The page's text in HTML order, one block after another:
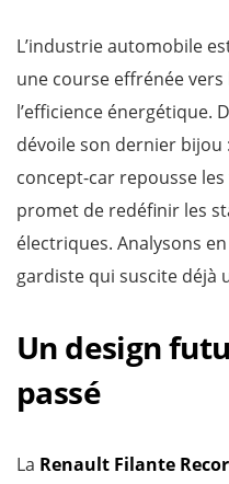
L’industrie automobile
une course effrénée
l’efficience énergétique.
dévoile son dernier bijou
concept-car repousse
promet de redéfinir les
électriques. Analysons
gardiste qui suscite déjà
Un design
passé
La Renault Filante